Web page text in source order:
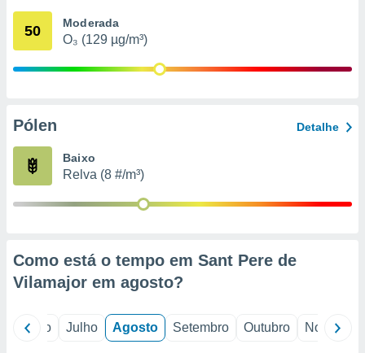
através
estudos
1199
50 Moderada
O₃ (129 µg/m³)
Pólen Detalhe
Baixo
Relva (8 #/m³)
Como está o tempo em Sant Pere de
Vilamajor em agosto?
Junho Julho Agosto Setembro Outubro Novembro